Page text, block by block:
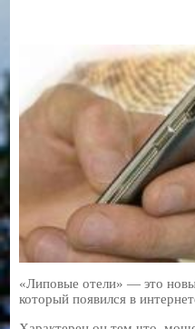
«Липовые отели» — это
который появился в